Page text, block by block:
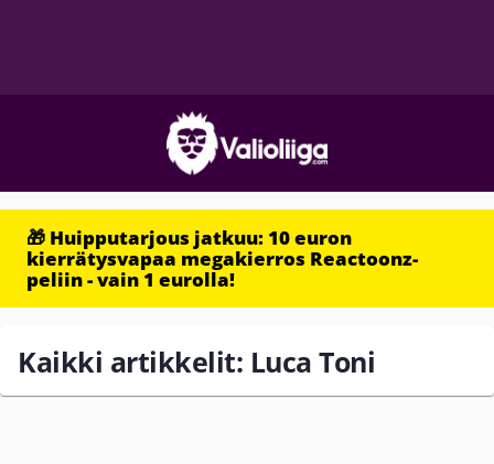
🎁 Huipputarjous jatkuu: 10 euron
kierrätysvapaa megakierros Reactoonz-
peliin - vain 1 eurolla!
Kaikki artikkelit: Luca Toni